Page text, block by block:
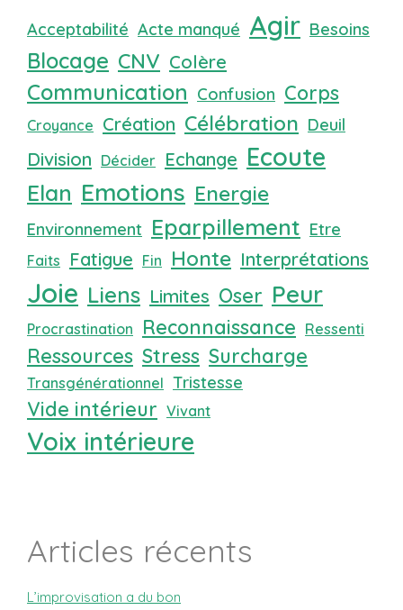
Acceptabilité Acte manqué Agir Besoins
Blocage CNV Colère
Communication Confusion Corps
Croyance Création Célébration Deuil
Division Décider Echange Ecoute
Elan Emotions Energie
Environnement Eparpillement Etre
Faits Fatigue Fin Honte Interprétations
Joie Liens Limites Oser Peur
Procrastination Reconnaissance Ressenti
Ressources Stress Surcharge
Transgénérationnel Tristesse
Vide intérieur Vivant
Voix intérieure
Articles récents
L’improvisation a du bon